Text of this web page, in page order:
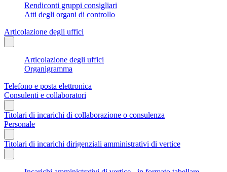
Rendiconti gruppi consigliari
Atti degli organi di controllo
Articolazione degli uffici
Articolazione degli uffici
Organigramma
Telefono e posta elettronica
Consulenti e collaboratori
Titolari di incarichi di collaborazione o consulenza
Personale
Titolari di incarichi dirigenziali amministrativi di vertice